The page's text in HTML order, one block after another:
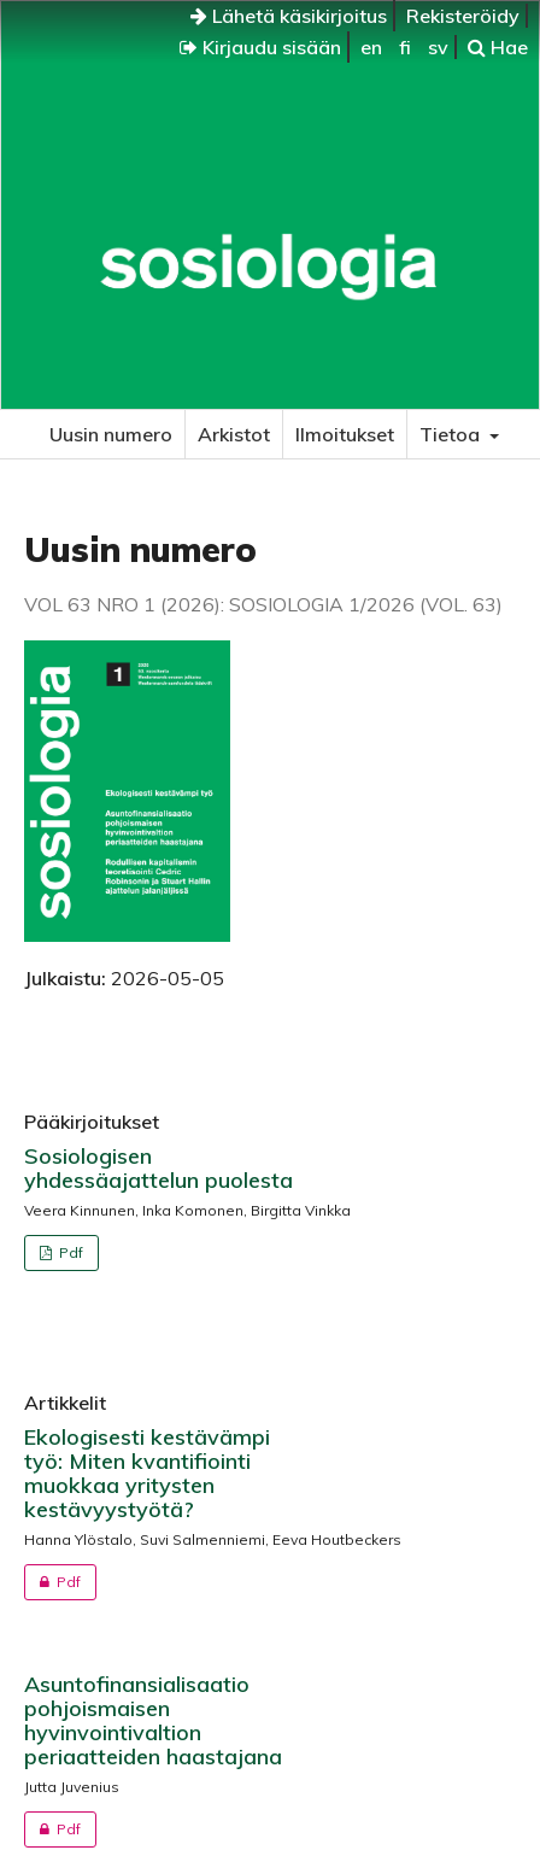
Lähetä käsikirjoitus
Rekisteröidy
Kirjaudu sisään
en fi sv Hae
Uusin numero Arkistot Ilmoitukset Tietoa
Uusin numero
VOL 63 NRO 1 (2026): SOSIOLOGIA 1/2026 (VOL. 63)
Julkaistu: 2026-05-05
Pääkirjoitukset
Sosiologisen
yhdessäajattelun puolesta
Veera Kinnunen, Inka Komonen, Birgitta Vinkka
Pdf
Artikkelit
Ekologisesti kestävämpi
työ: Miten kvantifiointi
muokkaa yritysten
kestävyystyötä?
Hanna Ylöstalo, Suvi Salmenniemi, Eeva Houtbeckers
Pdf
Asuntofinansialisaatio
pohjoismaisen
hyvinvointivaltion
periaatteiden haastajana
Jutta Juvenius
Pdf